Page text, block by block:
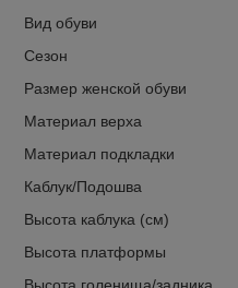
Вид обуви
Сезон
Размер женской обуви
Материал верха
Материал подкладки
Каблук/Подошва
Высота каблука (см)
Высота платформы
Высота голенища/задника